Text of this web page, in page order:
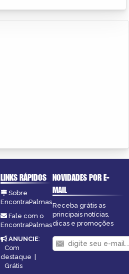
LINKS RÁPIDOS
Sobre
EncontraPalmas
Fale com o
EncontraPalmas
ANUNCIE:
Com
destaque |
Grátis
NOVIDADES POR E-
MAIL
Receba grátis as
principais notícias,
dicas e promoções